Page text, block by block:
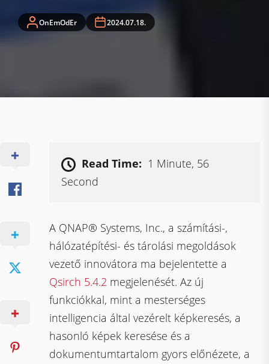
OnEmOdEr 2024.07.18.
Read Time: 1 Minute, 56
Second
A QNAP® Systems, Inc., a számítási-,
hálózatépítési- és tárolási megoldások
vezető innovátora ma bejelentette a
Qsirch 5.4.2 megjelenését. Az új
funkciókkal, mint a mesterséges
intelligencia által vezérelt képkeresés, a
hasonló képek keresése és a
dokumentumtartalom gyors előnézete, a